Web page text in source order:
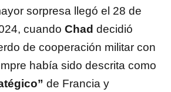
sorpresa llegó el 28 de
cuando Chad decidió
de cooperación militar con
había sido descrita como
de Francia y